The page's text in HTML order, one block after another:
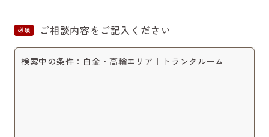
必須 ご相談内容をご記入ください